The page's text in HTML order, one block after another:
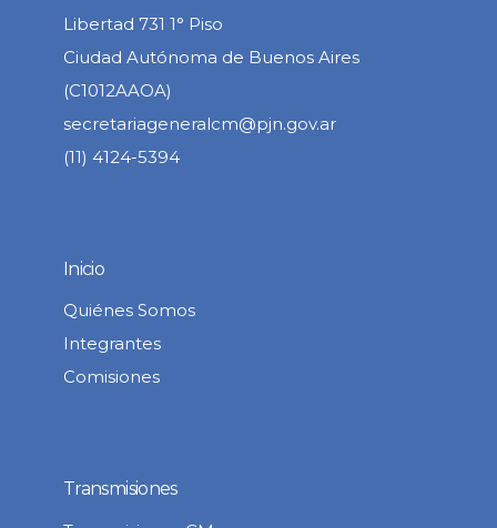
Libertad 731 1° Piso
Ciudad Autónoma de Buenos Aires
(C1012AAOA)
secretariageneralcm@pjn.gov.ar
(11) 4124-5394
Inicio
Quiénes Somos
Integrantes
Comisiones
Transmisiones